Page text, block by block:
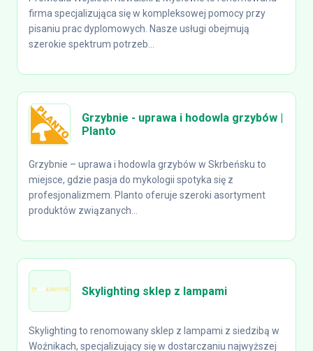
firma specjalizująca się w kompleksowej pomocy przy
pisaniu prac dyplomowych. Nasze usługi obejmują
szerokie spektrum potrzeb...
Grzybnie - uprawa i hodowla grzybów |
Planto
Grzybnie – uprawa i hodowla grzybów w Skrbeńsku to
miejsce, gdzie pasja do mykologii spotyka się z
profesjonalizmem. Planto oferuje szeroki asortyment
produktów związanych...
Skylighting sklep z lampami
Skylighting to renomowany sklep z lampami z siedzibą w
Woźnikach, specjalizujący się w dostarczaniu najwyższej